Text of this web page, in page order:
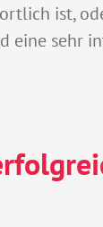
ist,
eine sehr